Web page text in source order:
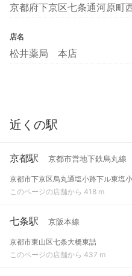
京都府下京区七条通河原町
店名
松井薬局 本店
近くの駅
京都駅 京都市営地下鉄烏丸線
京都市下京区烏丸通塩小路下ル東塩
このページの店舗から 418 m
七条駅 京阪本線
京都市東山区七条大橋東詰
このページの店舗から 437 m